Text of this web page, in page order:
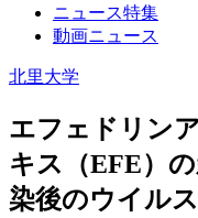
ニュース特集
動画ニュース
北里大学
エフェドリン
キス（EFE）
染後のウイル